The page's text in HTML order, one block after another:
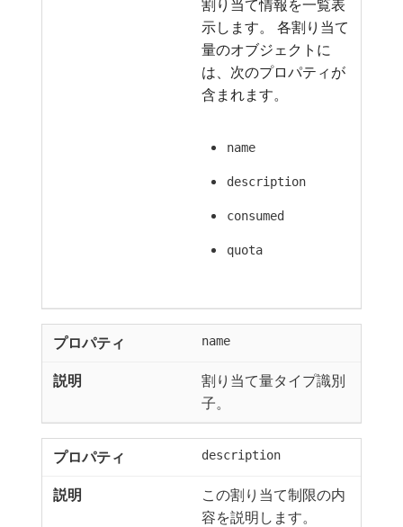
割り当て情報を一覧表
示します。 各割り当て
量のオブジェクトに
は、次のプロパティが
含まれます。
name
description
consumed
quota
name
割り当て量タイプ識別
子。
description
この割り当て制限の内
容を説明します。